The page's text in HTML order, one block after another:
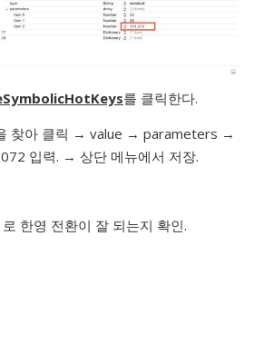
를 클릭한다.
찾아 클릭 → value → parameters →
입력. → 상단 메뉴에서 저장.
한영 전환이 잘 되는지 확인.